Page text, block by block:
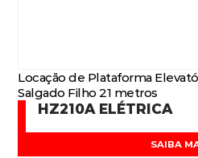
Locação de Plataforma
Salgado Filho 21 metros
HZ210A ELÉTRICA
SAIBA